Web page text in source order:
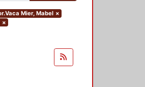
Mier, Mabel ×
×